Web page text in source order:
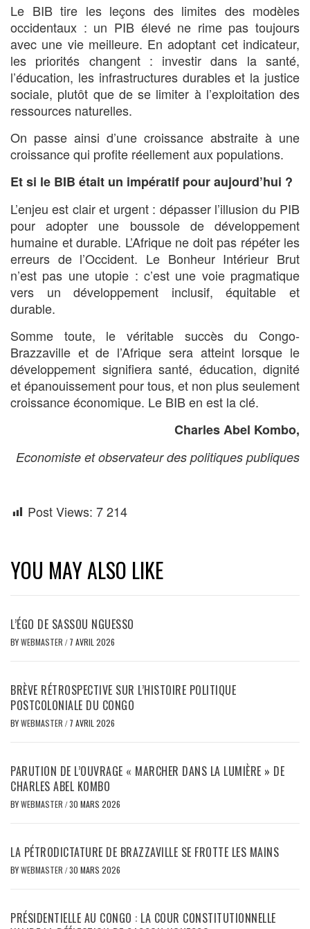
Le BIB tire les leçons des limites des modèles
occidentaux : un PIB élevé ne rime pas toujours
avec une vie meilleure. En adoptant cet indicateur,
les priorités changent : investir dans la santé,
l’éducation, les infrastructures durables et la justice
sociale, plutôt que de se limiter à l’exploitation des
ressources naturelles.
On passe ainsi d’une croissance abstraite à une
croissance qui profite réellement aux populations.
Et si le BIB était un impératif pour aujourd’hui ?
L’enjeu est clair et urgent : dépasser l’illusion du PIB
pour adopter une boussole de développement
humaine et durable. L’Afrique ne doit pas répéter les
erreurs de l’Occident. Le Bonheur Intérieur Brut
n’est pas une utopie : c’est une voie pragmatique
vers un développement inclusif, équitable et
durable.
Somme toute, le véritable succès du Congo-
Brazzaville et de l’Afrique sera atteint lorsque le
développement signifiera santé, éducation, dignité
et épanouissement pour tous, et non plus seulement
croissance économique. Le BIB en est la clé.
Charles Abel Kombo,
Economiste et observateur des politiques publiques
Post Views: 7 214
YOU MAY ALSO LIKE
L’ÉGO DE SASSOU NGUESSO
BYWEBMASTER / 7 AVRIL 2026
BRÈVE RÉTROSPECTIVE SUR L’HISTOIRE POLITIQUE
POSTCOLONIALE DU CONGO
BYWEBMASTER / 7 AVRIL 2026
PARUTION DE L’OUVRAGE « MARCHER DANS LA LUMIÈRE » DE
CHARLES ABEL KOMBO
BYWEBMASTER /30 MARS 2026
LA PÉTRODICTATURE DE BRAZZAVILLE SE FROTTE LES MAINS
BYWEBMASTER /30 MARS 2026
PRÉSIDENTIELLE AU CONGO : LA COUR CONSTITUTIONNELLE